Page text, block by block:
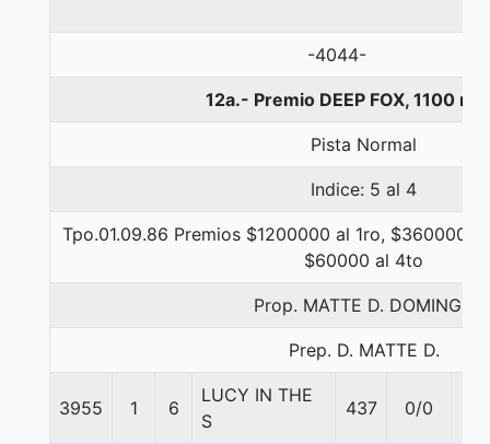
-4044-
12a.- Premio DEEP FOX, 1100
Pista Normal
Indice: 5 al 4
Tpo.01.09.86 Premios $1200000 al 1ro, $360000
$60000 al 4to
Prop. MATTE D. DOMINGO
Prep. D. MATTE D.
3955 1 6
LUCY IN THE
S
437 0/0